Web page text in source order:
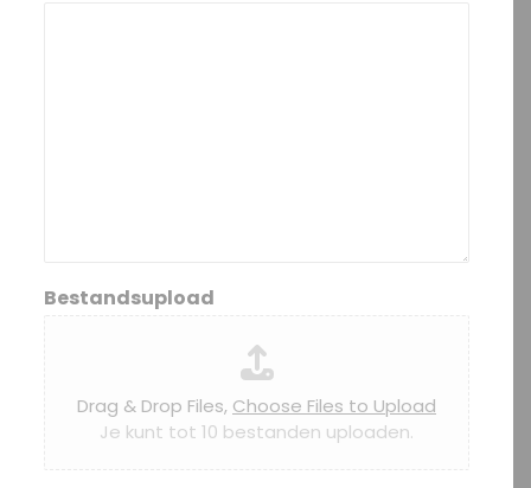
Bestandsupload
Drag & Drop Files, Choose Files to Upload
Je kunt tot 10 bestanden uploaden.